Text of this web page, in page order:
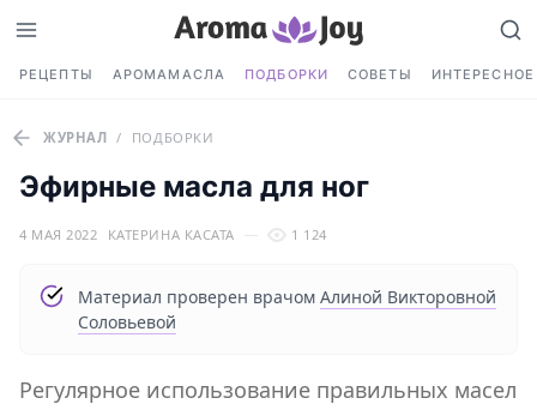
РЕЦЕПТЫ АРОМАМАСЛА ПОДБОРКИ СОВЕТЫ ИНТЕРЕСНОЕ
ЖУРНАЛ / ПОДБОРКИ
Эфирные масла для ног
4 МАЯ 2022 КАТЕРИНА КАСАТА 1 124
Материал проверен врачом Алиной Викторовной
Соловьевой
Регулярное использование правильных масел